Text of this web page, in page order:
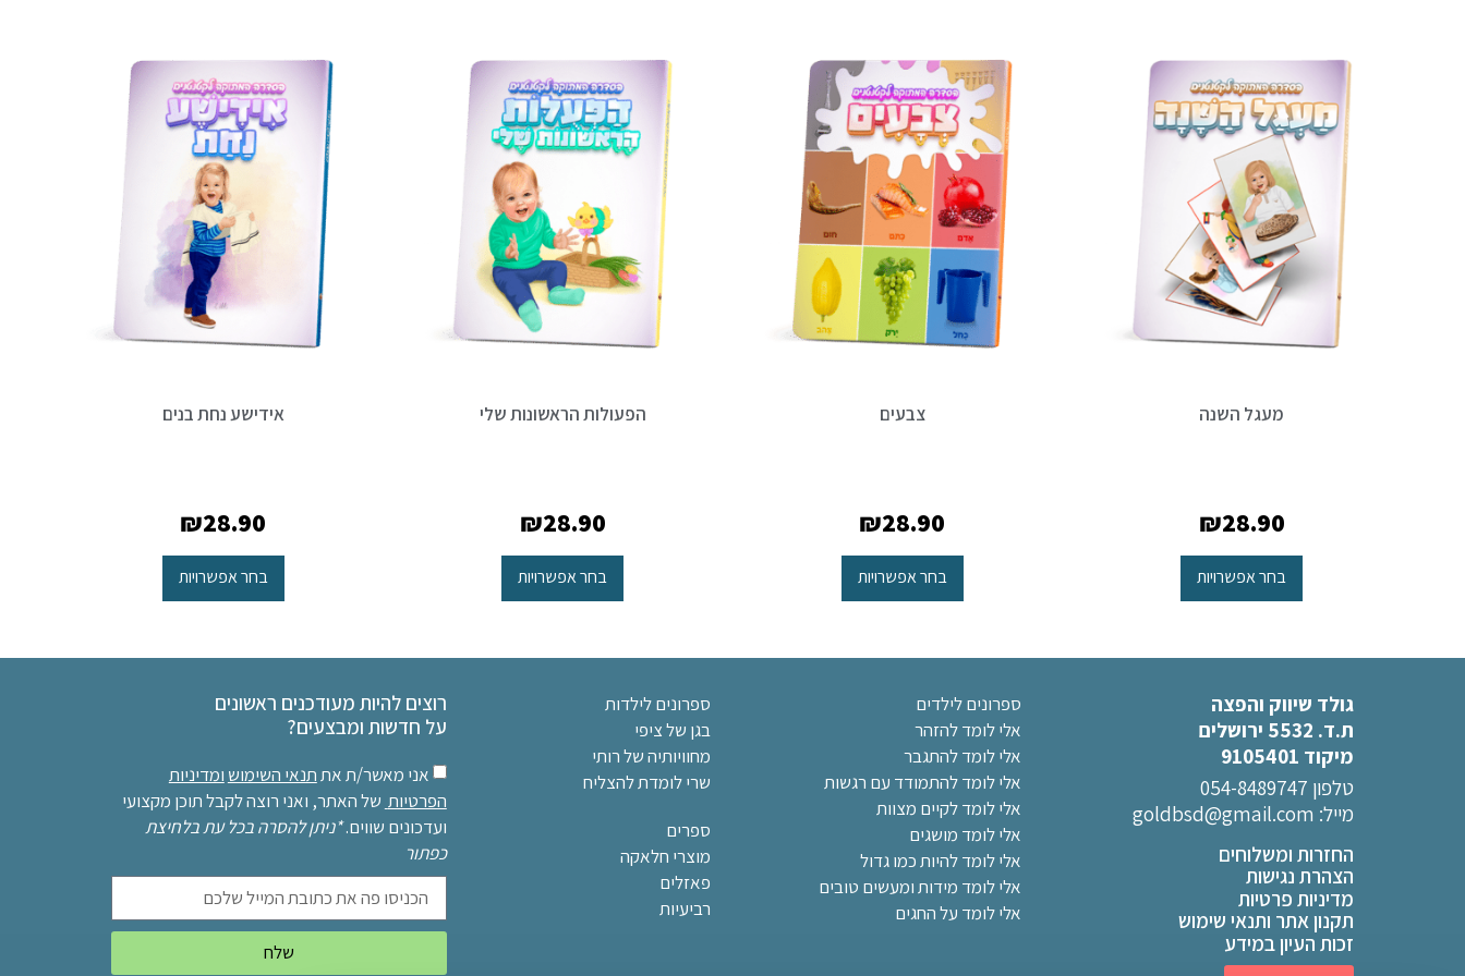
מעגל השנה
₪28.90
בחר אפשרויות
צבעים
₪28.90
בחר אפשרויות
הפעולות הראשונות שלי
₪28.90
בחר אפשרויות
אידישע נחת בנים
₪28.90
בחר אפשרויות
גולד שיווק והפצה
ת.ד. 5532 ירושלים
מיקוד 9105401
טלפון 054-8489747
מייל: goldbsd@gmail.com
החזרות ומשלוחים
הצהרת נגישות
מדיניות פרטיות
תקנון אתר ותנאי שימוש
זכות העיון במידע
ספרונים לילדים
אלי לומד להזהר
אלי לומד להתגבר
אלי לומד להתמודד עם רגשות
אלי לומד לקיים מצוות
אלי לומד מושגים
אלי לומד להיות כמו גדול
אלי לומד מידות ומעשים טובים
אלי לומד על החגים
ספרונים לילדות
בגן של ציפי
מחוויותיה של רותי
שרי לומדת להצליח
ספרים
מוצרי חלאקה
פאזלים
רביעיות
רוצים להיות מעודכנים ראשונים
על חדשות ומבצעים?
אני מאשר/ת את תנאי השימוש ומדיניות
הפרטיות של האתר, ואני רוצה לקבל תוכן מקצועי
ועדכונים שווים.*ניתן להסרה בכל עת בלחיצת
כפתור
שלח